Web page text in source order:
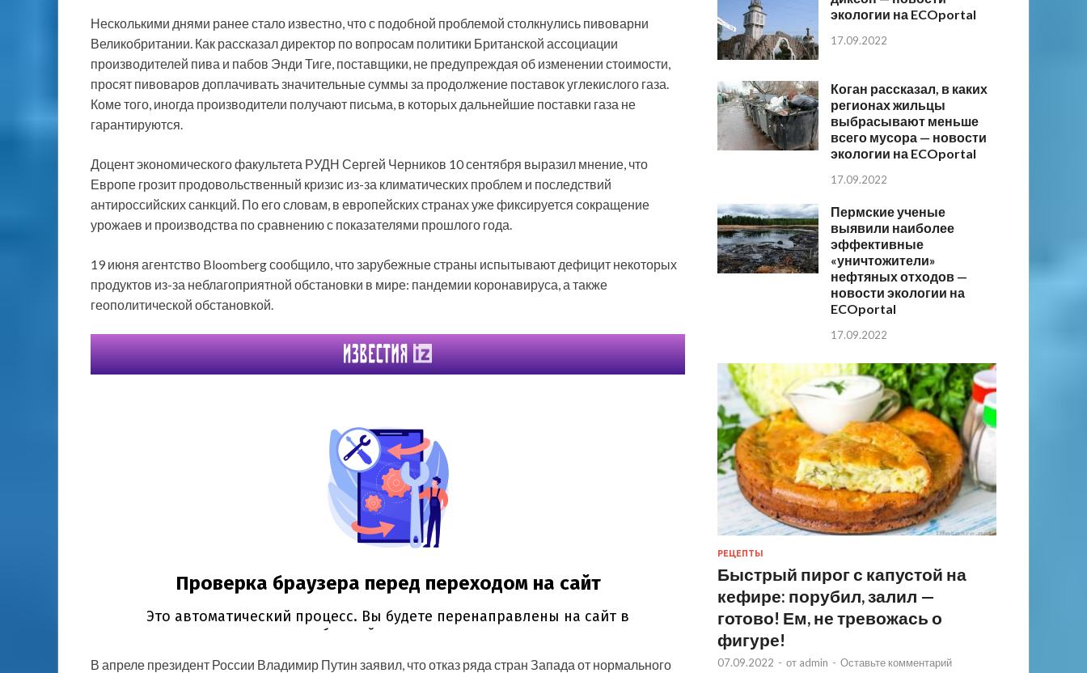
Несколькими днями ранее стало известно, что с подобной проблемой столкнулись пивоварни
Великобритании. Как рассказал директор по вопросам политики Британской ассоциации
производителей пива и пабов Энди Тиге, поставщики, не предупреждая об изменении стоимости,
просят пивоваров доплачивать значительные суммы за продолжение поставок углекислого газа.
Коме того, иногда производители получают письма, в которых дальнейшие поставки газа не
гарантируются.
Доцент экономического факультета РУДН Сергей Черников 10 сентября выразил мнение, что
Европе грозит продовольственный кризис из-за климатических проблем и последствий
антироссийских санкций. По его словам, в европейских странах уже фиксируется сокращение
урожаев и производства по сравнению с показателями прошлого года.
19 июня агентство Bloomberg сообщило, что зарубежные страны испытывают дефицит некоторых
продуктов из-за неблагоприятной обстановки в мире: пандемии коронавируса, а также
геополитической обстановкой.
В апреле президент России Владимир Путин заявил, что отказ ряда стран Запада от нормального
экологии на ECOportal
17.09.2022
Коган рассказал, в каких
регионах жильцы
выбрасывают меньше
всего мусора — новости
экологии на ECOportal
17.09.2022
Пермские ученые
выявили наиболее
эффективные
«уничтожители»
нефтяных отходов —
новости экологии на
ECOportal
17.09.2022
РЕЦЕПТЫ
Быстрый пирог с капустой на
кефире: порубил, залил —
готово! Ем, не тревожась о
фигуре!
07.09.2022 - от admin - Оставьте комментарий